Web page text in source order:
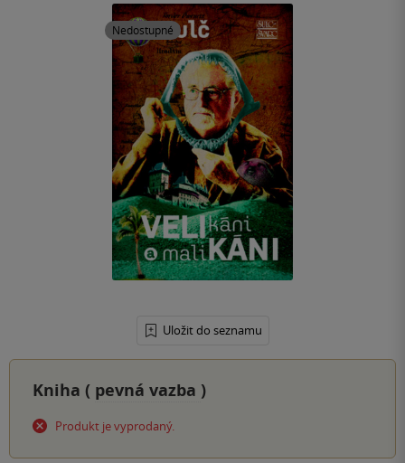
Nedostupné
Uložit do seznamu
Kniha ( pevná vazba )
Produkt je vyprodaný.